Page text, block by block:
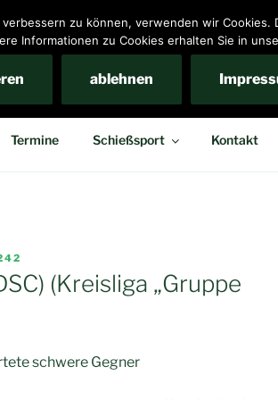
Bennigsen e.V.
Termine Schießsport Kontakt
(Kreisliga „Gruppe
schwere Gegner
zu können, verwenden wir
Informationen zu Cookies erhalten Sie in
ablehnen